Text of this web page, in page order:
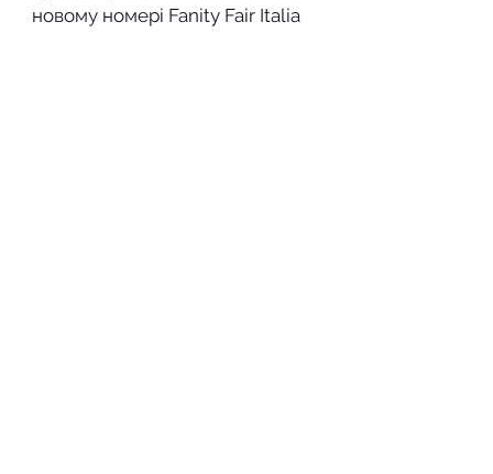
новому номері Fanity Fair Italia